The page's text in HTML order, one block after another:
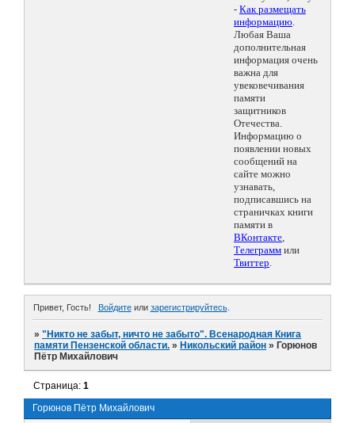
- Как размещать
информацию.
Любая Ваша
дополнительная
информация очень
важна для
увековечивания
памяти
защитников
Отечества.
Информацию о
появлении новых
сообщений на
сайте можно
узнавать,
подписавшись на
страничках книги
памяти в
ВКонтакте,
Телеграмм или
Твиттер.
Привет, Гость! Войдитеили зарегистрируйтесь.
»"Никто не забыт, ничто не забыто". Всенародная Книга
памяти Пензенской области. » Никольский район » Горюнов
Пётр Михайлович
Горюнов Пётр Михайлович
Страница:1